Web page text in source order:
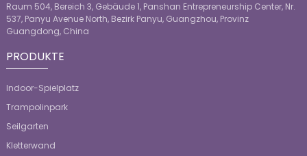
Raum 504, Bereich 3, Gebäude 1, Panshan Entrepreneurship Center, Nr.
537, Panyu Avenue North, Bezirk Panyu, Guangzhou, Provinz
Guangdong, China
PRODUKTE
Indoor-Spielplatz
Trampolinpark
Seilgarten
Kletterwand